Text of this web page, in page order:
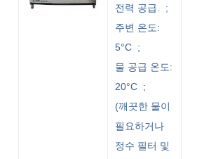
전력 공급. ;
주변 온도:
5°C ;
물 공급 온도:
20°C ;
(깨끗한 물이
필요하거나
정수 필터 및